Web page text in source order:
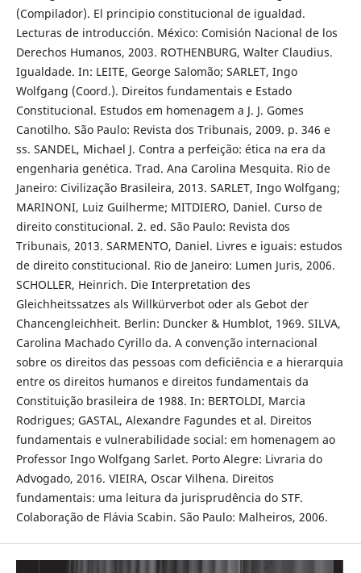
(Compilador). El principio constitucional de igualdad.
Lecturas de introducción. México: Comisión Nacional de los
Derechos Humanos, 2003. ROTHENBURG, Walter Claudius.
Igualdade. In: LEITE, George Salomão; SARLET, Ingo
Wolfgang (Coord.). Direitos fundamentais e Estado
Constitucional. Estudos em homenagem a J. J. Gomes
Canotilho. São Paulo: Revista dos Tribunais, 2009. p. 346 e
ss. SANDEL, Michael J. Contra a perfeição: ética na era da
engenharia genética. Trad. Ana Carolina Mesquita. Rio de
Janeiro: Civilização Brasileira, 2013. SARLET, Ingo Wolfgang;
MARINONI, Luiz Guilherme; MITDIERO, Daniel. Curso de
direito constitucional. 2. ed. São Paulo: Revista dos
Tribunais, 2013. SARMENTO, Daniel. Livres e iguais: estudos
de direito constitucional. Rio de Janeiro: Lumen Juris, 2006.
SCHOLLER, Heinrich. Die Interpretation des
Gleichheitssatzes als Willkürverbot oder als Gebot der
Chancengleichheit. Berlin: Duncker & Humblot, 1969. SILVA,
Carolina Machado Cyrillo da. A convenção internacional
sobre os direitos das pessoas com deficiência e a hierarquia
entre os direitos humanos e direitos fundamentais da
Constituição brasileira de 1988. In: BERTOLDI, Marcia
Rodrigues; GASTAL, Alexandre Fagundes et al. Direitos
fundamentais e vulnerabilidade social: em homenagem ao
Professor Ingo Wolfgang Sarlet. Porto Alegre: Livraria do
Advogado, 2016. VIEIRA, Oscar Vilhena. Direitos
fundamentais: uma leitura da jurisprudência do STF.
Colaboração de Flávia Scabin. São Paulo: Malheiros, 2006.